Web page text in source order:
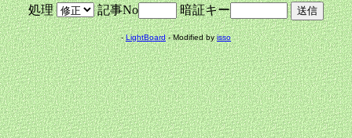
処理 記事No 暗証キー
-LightBoard- Modified byisso